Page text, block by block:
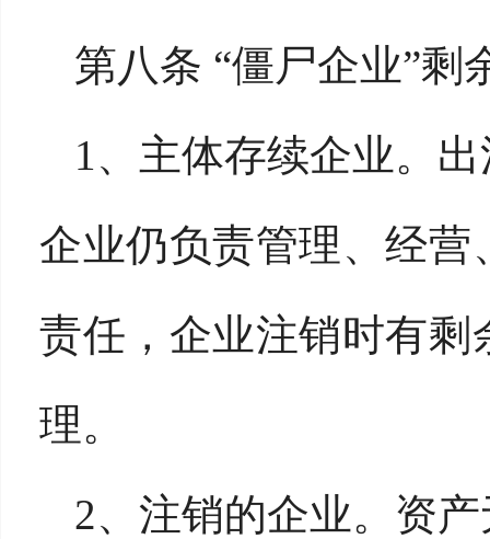
第八条 “僵尸企业”剩
1、主体存续企业。
企业仍负责管理、经
责任，企业注销时有
理。
2、注销的企业。资